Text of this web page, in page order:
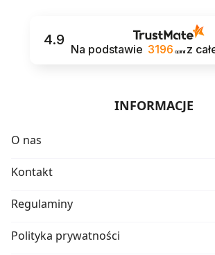
4.9
Na podstawie 3196 opinii z
INFORMACJE
O nas
Kontakt
Regulaminy
Polityka prywatności